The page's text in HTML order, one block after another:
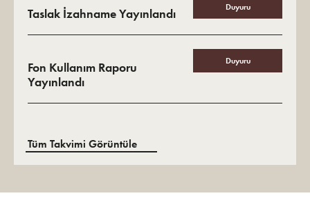
Taslak İzahname Yayınlandı Duyuru
Fon Kullanım Raporu
Yayınlandı
Duyuru
Tüm Takvimi Görüntüle